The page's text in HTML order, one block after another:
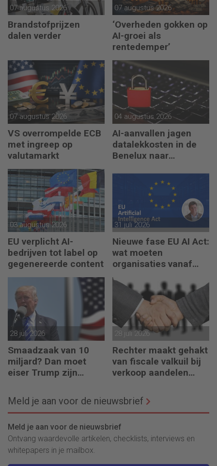
07 augustus 2026
Brandstofprijzen
dalen verder
07 augustus 2026
‘Overheden gokken op
AI-groei als
rentedemper’
07 augustus 2026
VS overrompelde ECB
met ingreep op
valutamarkt
04 augustus 2026
AI-aanvallen jagen
datalekkosten in de
Benelux naar
03 augustus 2026
EU verplicht AI-
bedrijven tot label op
gegenereerde content
31 juli 2026
Nieuwe fase EU AI Act:
wat moeten
organisaties vanaf
augustus 2026
regelen?
28 juli 2026
Smaadzaak van 10
miljard? Dan moet
eiser Trump zijn
28 juli 2026
Rechter maakt gehakt
van fiscale valkuil bij
verkoop aandelen
Meld je aan voor de nieuwsbrief
Meld je aan voor de nieuwsbrief
Ontvang waardevolle artikelen, checklists, interviews en
whitepapers in je mailbox.